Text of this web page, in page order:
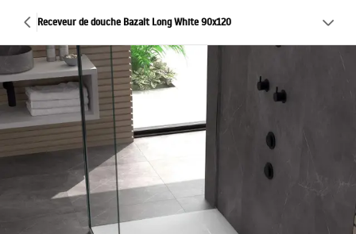
Receveur de douche Bazalt Long White 90x120